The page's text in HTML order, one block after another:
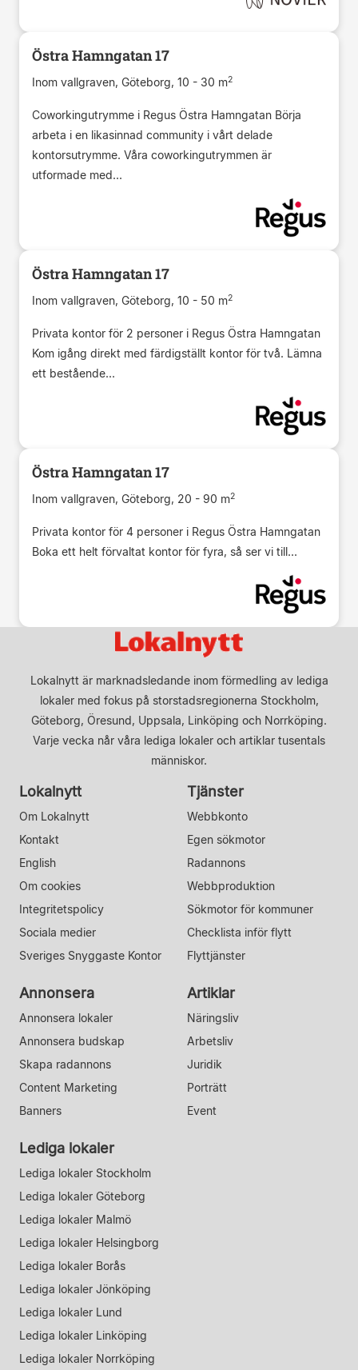
Östra Hamngatan 17
Inom vallgraven, Göteborg, 10 - 30 m2
Coworkingutrymme i Regus Östra Hamngatan Börja
arbeta i en likasinnad community i vårt delade
kontorsutrymme. Våra coworkingutrymmen är
utformade med...
Östra Hamngatan 17
Inom vallgraven, Göteborg, 10 - 50 m2
Privata kontor för 2 personer i Regus Östra Hamngatan
Kom igång direkt med färdigställt kontor för två. Lämna
ett bestående...
Östra Hamngatan 17
Inom vallgraven, Göteborg, 20 - 90 m2
Privata kontor för 4 personer i Regus Östra Hamngatan
Boka ett helt förvaltat kontor för fyra, så ser vi till...
Lokalnytt är marknadsledande inom förmedling av lediga
lokaler med fokus på storstadsregionerna Stockholm,
Göteborg, Öresund, Uppsala, Linköping och Norrköping.
Varje vecka når våra lediga lokaler och artiklar tusentals
människor.
Lokalnytt
Om Lokalnytt
Kontakt
English
Om cookies
Integritetspolicy
Sociala medier
Sveriges Snyggaste Kontor
Tjänster
Webbkonto
Egen sökmotor
Radannons
Webbproduktion
Sökmotor för kommuner
Checklista inför flytt
Flyttjänster
Annonsera
Annonsera lokaler
Annonsera budskap
Skapa radannons
Content Marketing
Banners
Artiklar
Näringsliv
Arbetsliv
Juridik
Porträtt
Event
Lediga lokaler
Lediga lokaler Stockholm
Lediga lokaler Göteborg
Lediga lokaler Malmö
Lediga lokaler Helsingborg
Lediga lokaler Borås
Lediga lokaler Jönköping
Lediga lokaler Lund
Lediga lokaler Linköping
Lediga lokaler Norrköping